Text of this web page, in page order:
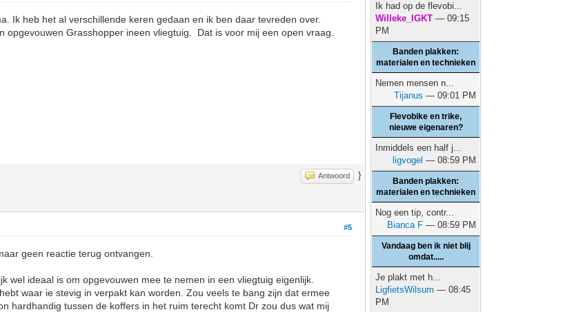
Ik heb het al verschillende keren gedaan en ik ben daar tevreden over.
opgevouwen Grasshopper ineen vliegtuig. Dat is voor mij een open vraag.
Antwoord }
#5
geen reactie terug ontvangen.
wel ideaal is om opgevouwen mee te nemen in een vliegtuig eigenlijk.
waar ie stevig in verpakt kan worden. Zou veels te bang zijn dat ermee
hardhandig tussen de koffers in het ruim terecht komt Dr zou dus wat mij
Ik had op de flevobi...
Willeke_IGKT — 09:15
PM
Banden plakken:
materialen en technieken
Nemen mensen n...
Tijanus — 09:01 PM
Flevobike en trike,
nieuwe eigenaren?
Inmiddels een half j...
ligvogel — 08:59 PM
Banden plakken:
materialen en technieken
Nog een tip, contr...
Bianca F — 08:59 PM
Vandaag ben ik niet blij
omdat.....
Je plakt met h...
LigfietsWilsum — 08:45
PM